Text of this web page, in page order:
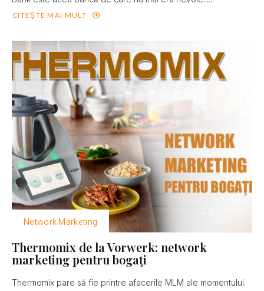
CITEȘTE MAI MULT
Network Marketing
Thermomix de la Vorwerk: network
marketing pentru bogaţi
Thermomix pare să fie printre afacerile MLM ale momentului.